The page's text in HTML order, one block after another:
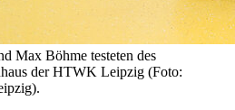
Max Böhme testeten des
der HTWK Leipzig (Foto: